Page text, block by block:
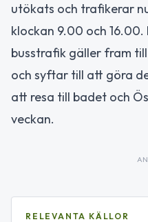
utökats och trafikerar
klockan 9.00 och
busstrafik gäller fram
och syftar till att göra
att resa till badet och
veckan.
RELEVANTA KÄLLOR